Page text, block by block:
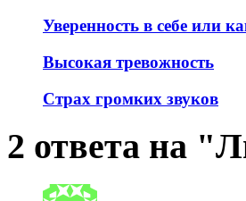
Уверенность в себе или
Высокая тревожность
Страх громких звуков
2 ответа на